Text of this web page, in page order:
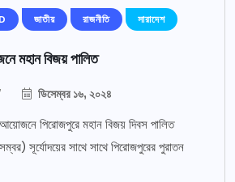
জাতীয় রাজনীতি সারাদেশ
মহান বিজয় পালিত
ডিসেম্বর ১৬, ২০২৪
পিরোজপুরে মহান বিজয় দিবস পালিত
সূর্যোদয়ের সাথে সাথে পিরোজপুরের পুরাতন